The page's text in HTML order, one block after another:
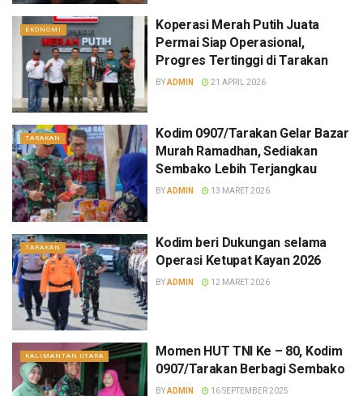
EKONOMI
Koperasi Merah Putih Juata
Permai Siap Operasional,
Progres Tertinggi di Tarakan
BYADMIN 21 APRIL 2026
TARAKAN
Kodim 0907/Tarakan Gelar Bazar
Murah Ramadhan, Sediakan
Sembako Lebih Terjangkau
BYADMIN 13 MARET 2026
TARAKAN
Kodim beri Dukungan selama
Operasi Ketupat Kayan 2026
BYADMIN 12 MARET 2026
KALIMANTAN UTARA
Momen HUT TNI Ke – 80, Kodim
0907/Tarakan Berbagi Sembako
BYADMIN 16 SEPTEMBER 2025